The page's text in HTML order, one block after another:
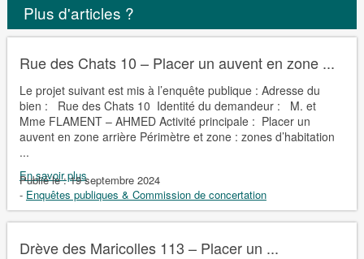
Plus d'articles ?
Rue des Chats 10 – Placer un auvent en zone ...
Le projet suivant est mis à l’enquête publique : Adresse du
bien : Rue des Chats 10 Identité du demandeur : M. et
Mme FLAMENT – AHMED Activité principale : Placer un
auvent en zone arrière Périmètre et zone : zones d’habitation
...
En savoir plus
Publié le :19 septembre 2024
- Enquêtes publiques & Commission de concertation
Drève des Maricolles 113 – Placer un ...